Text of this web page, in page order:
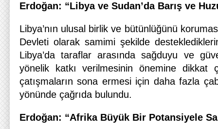
Erdoğan: “Libya ve Sudan’da Barış ve
Libya’nın ulusal birlik ve bütünlüğünü
Devleti olarak samimi şekilde
Libya’da taraflar arasında sağduyu ve
yönelik katkı verilmesinin önemine dikkat
çatışmaların sona ermesi için daha fazla
yönünde çağrıda bulundu.
Erdoğan: “Afrika Büyük Bir Potansiyele